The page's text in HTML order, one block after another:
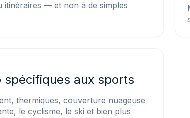
itinéraires — et non à de simples
spécifiques aux sports
thermiques, couverture nuageuse
le cyclisme, le ski et bien plus